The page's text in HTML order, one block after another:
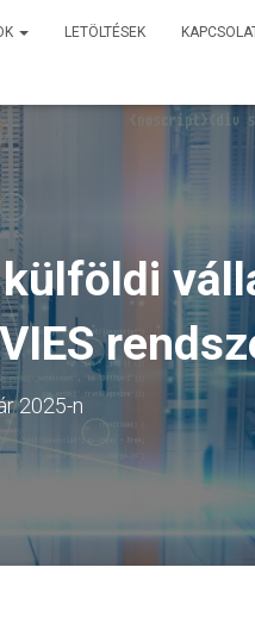
LETÖLTÉSEK
2025-n